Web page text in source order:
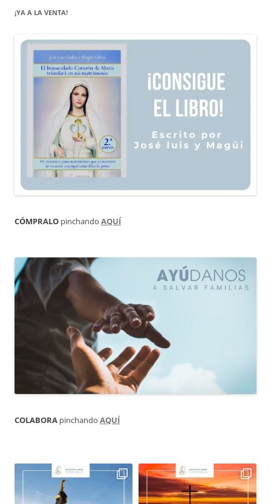
¡YA A LA VENTA!
CÓMPRALO pinchando AQUÍ
COLABORA pinchando AQUÍ